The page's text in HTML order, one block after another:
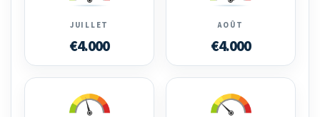
JUILLET
€4.000
AOÛT
€4.000